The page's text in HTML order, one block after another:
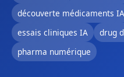
découverte médicaments IA
essais cliniques IA
drug
pharma numérique